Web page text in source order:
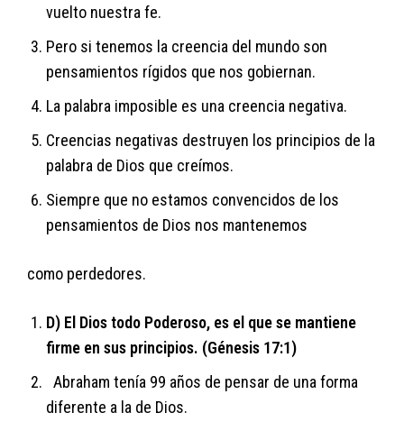
vuelto nuestra fe.
Pero si tenemos la creencia del mundo son
pensamientos rígidos que nos gobiernan.
La palabra imposible es una creencia negativa.
Creencias negativas destruyen los principios de la
palabra de Dios que creímos.
Siempre que no estamos convencidos de los
pensamientos de Dios nos mantenemos
como perdedores.
D) El Dios todo Poderoso, es el que se mantiene
firme en sus principios. (Génesis 17:1)
Abraham tenía 99 años de pensar de una forma
diferente a la de Dios.